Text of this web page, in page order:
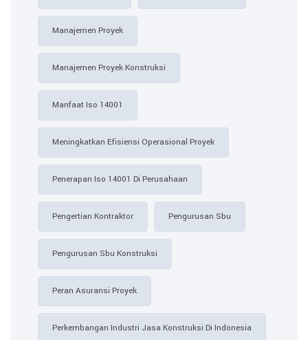
Manajemen Proyek
Manajemen Proyek Konstruksi
Manfaat Iso 14001
Meningkatkan Efisiensi Operasional Proyek
Penerapan Iso 14001 Di Perusahaan
Pengertian Kontraktor Pengurusan Sbu
Pengurusan Sbu Konstruksi
Peran Asuransi Proyek
Perkembangan Industri Jasa Konstruksi Di Indonesia